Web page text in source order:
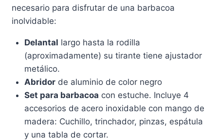
necesario para disfrutar de una barbacoa
inolvidable:
Delantal largo hasta la rodilla
(aproximadamente) su tirante tiene ajustador
metálico.
Abridorde aluminio de color negro
Set para barbacoa con estuche. Incluye 4
accesorios de acero inoxidable con mango de
madera: Cuchillo, trinchador, pinzas, espátula
y una tabla de cortar.